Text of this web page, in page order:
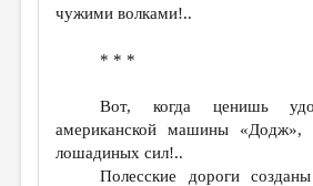
чужими волками!..
* * *
Вот, когда ценишь
американской машины «Додж»,
лошадиных сил!..
Полесские дороги